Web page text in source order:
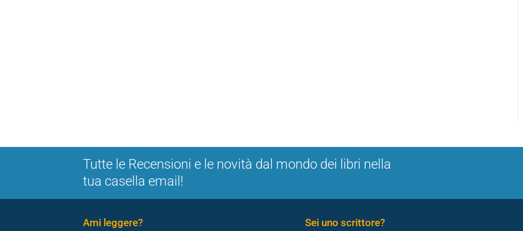
Tutte le Recensioni e le novità dal mondo dei libri nella
tua casella email!
Ami leggere? Sei uno scrittore?